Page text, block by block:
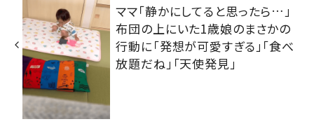
ママ「静かにしてると思ったら…」
布団の上にいた1歳娘のまさかの
行動に「発想が可愛すぎる」「食べ
放題だね」「天使発見」